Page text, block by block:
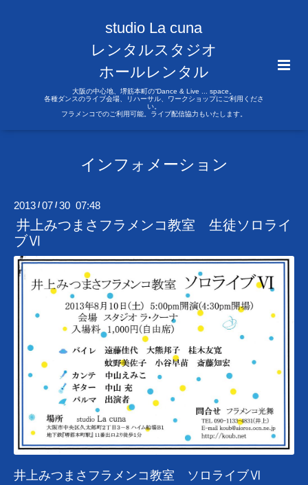
studio La cuna
レンタルスタジオ
ホールレンタル
大阪の中心地、堺筋本町の“Dance & Live ... space。
各種ダンスのライブ会場、リハーサル、ワークショップにご利用くださ
い。
フラメンコでのご利用可能。ライブ配信協力もいたします。
インフォメーション
2013 /07 /30 07:48
井上みつまさフラメンコ教室 生徒ソロライ
ブⅥ
井上みつまさフラメンコ教室 ソロライブⅥ